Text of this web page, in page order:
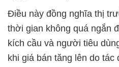
Điều này đồng nghĩa thị
thời gian không quá ngắn
kích cầu và người tiêu
khi giá bán tăng lên do